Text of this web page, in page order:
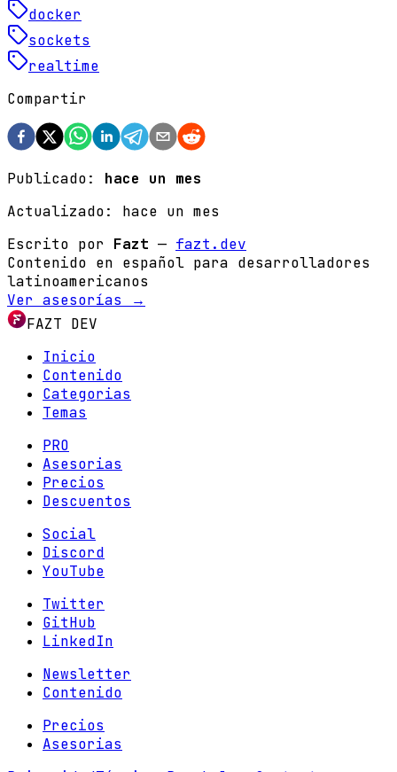
docker
sockets
realtime
Compartir
Publicado:
hace un mes
Actualizado: hace un mes
Escrito por Fazt — fazt.dev
Contenido en español para desarrolladores
latinoamericanos
Ver asesorías →
FAZT DEV
Inicio
Contenido
Categorias
Temas
PRO
Asesorias
Precios
Descuentos
Social
Discord
YouTube
Twitter
GitHub
LinkedIn
Newsletter
Contenido
Precios
Asesorias